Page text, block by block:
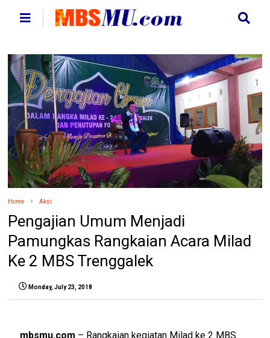
Home Aksi
Pengajian Umum Menjadi
Pamungkas Rangkaian Acara Milad
Ke 2 MBS Trenggalek
Monday, July 23, 2018
mbsmu.com – Rangkaian kegiatan Milad ke 2 MBS